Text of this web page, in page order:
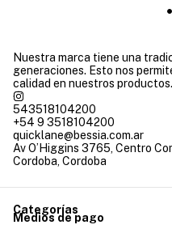
Nuestra marca tiene una
generaciones. Esto nos
calidad en nuestros productos.
543518104200
+54 9 3518104200
quicklane@bessia.com.ar
Av O’Higgins 3765, Centro
Cordoba, Cordoba
Categorías
Medios de pago